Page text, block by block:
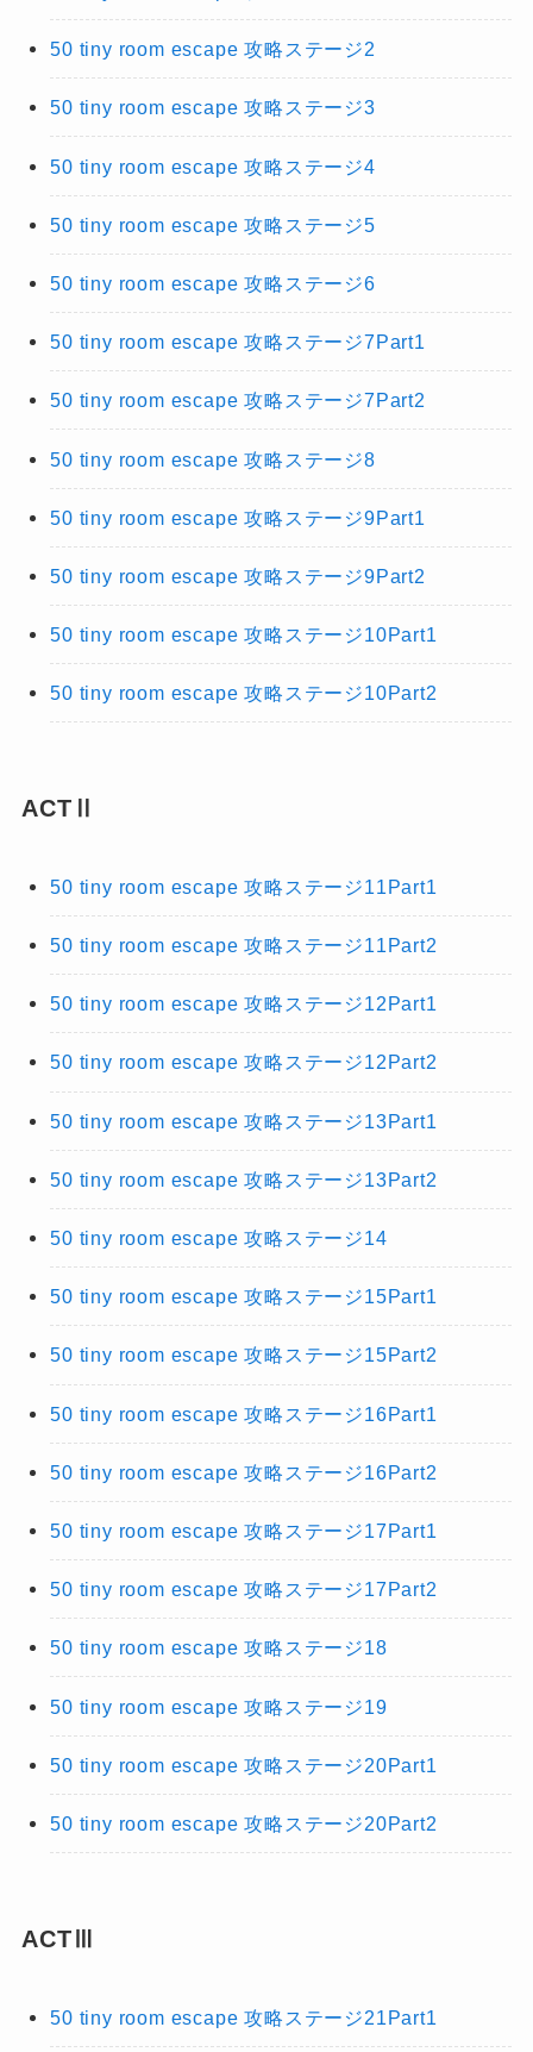
50 tiny room escape 攻略ステージ2
50 tiny room escape 攻略ステージ3
50 tiny room escape 攻略ステージ4
50 tiny room escape 攻略ステージ5
50 tiny room escape 攻略ステージ6
50 tiny room escape 攻略ステージ7Part1
50 tiny room escape 攻略ステージ7Part2
50 tiny room escape 攻略ステージ8
50 tiny room escape 攻略ステージ9Part1
50 tiny room escape 攻略ステージ9Part2
50 tiny room escape 攻略ステージ10Part1
50 tiny room escape 攻略ステージ10Part2
ACTⅡ
50 tiny room escape 攻略ステージ11Part1
50 tiny room escape 攻略ステージ11Part2
50 tiny room escape 攻略ステージ12Part1
50 tiny room escape 攻略ステージ12Part2
50 tiny room escape 攻略ステージ13Part1
50 tiny room escape 攻略ステージ13Part2
50 tiny room escape 攻略ステージ14
50 tiny room escape 攻略ステージ15Part1
50 tiny room escape 攻略ステージ15Part2
50 tiny room escape 攻略ステージ16Part1
50 tiny room escape 攻略ステージ16Part2
50 tiny room escape 攻略ステージ17Part1
50 tiny room escape 攻略ステージ17Part2
50 tiny room escape 攻略ステージ18
50 tiny room escape 攻略ステージ19
50 tiny room escape 攻略ステージ20Part1
50 tiny room escape 攻略ステージ20Part2
ACTⅢ
50 tiny room escape 攻略ステージ21Part1